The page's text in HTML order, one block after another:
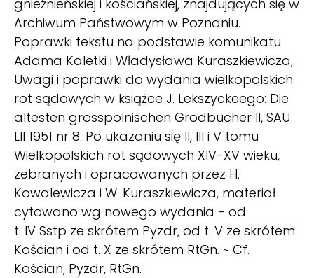
gnieźnieńskiej i kościańskiej, znajdujących się w
Archiwum Państwowym w Poznaniu.
Poprawki tekstu na podstawie komunikatu
Adama Kaletki i Władysława Kuraszkiewicza,
Uwagi i poprawki do wydania wielkopolskich
rot sądowych w książce J. Lekszyckeego: Die
ältesten grosspolnischen Grodbücher II, SAU
LII 1951 nr 8. Po ukazaniu się II, III i V tomu
Wielkopolskich rot sądowych XIV-XV wieku,
zebranych i opracowanych przez H.
Kowalewicza i W. Kuraszkiewicza, materiał
cytowano wg nowego wydania - od
t. IV Sstp ze skrótem Pyzdr, od t. V ze skrótem
Kościan i od t. X ze skrótem RtGn. ~ Cf.
Kościan, Pyzdr, RtGn.